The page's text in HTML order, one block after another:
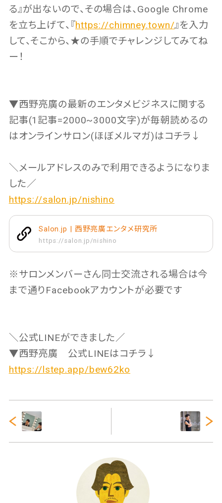
る』が出ないので、その場合は、Google Chrome
を立ち上げて、『https://chimney.town/』を入力
して、そこから、★の手順でチャレンジしてみてね
ー！
▼西野亮廣の最新のエンタメビジネスに関する
記事(1記事=2000~3000文字)が毎朝読めるの
はオンラインサロン(ほぼメルマガ)はコチラ↓
＼メールアドレスのみで利用できるようになりま
した／
https://salon.jp/nishino
Salon.jp | 西野亮廣エンタメ研究所
https://salon.jp/nishino
※サロンメンバーさん同士交流される場合は今
まで通りFacebookアカウントが必要です
＼公式LINEができました／
▼西野亮廣 公式LINEはコチラ↓
https://lstep.app/bew62ko